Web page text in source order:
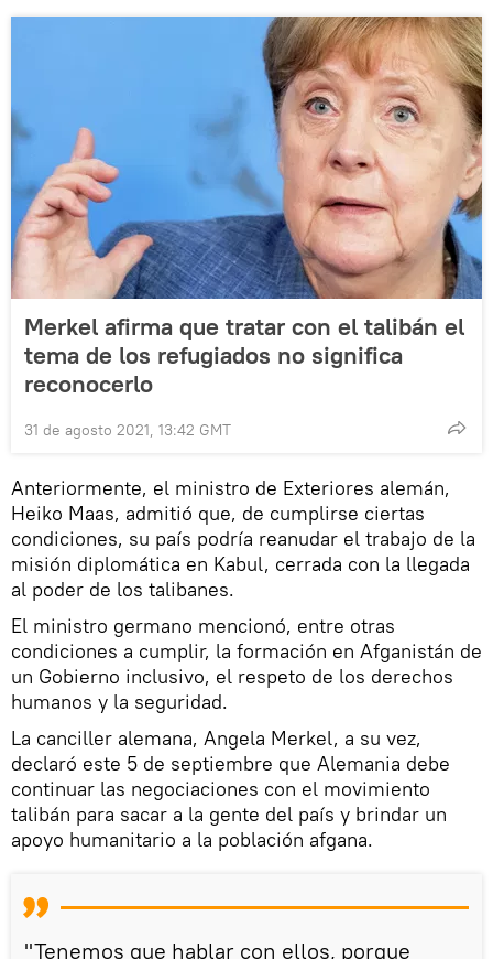
Merkel afirma que tratar con el talibán el
tema de los refugiados no significa
reconocerlo
31 de agosto 2021, 13:42 GMT
Anteriormente, el ministro de Exteriores alemán,
Heiko Maas, admitió que, de cumplirse ciertas
condiciones, su país podría reanudar el trabajo de la
misión diplomática en Kabul, cerrada con la llegada
al poder de los talibanes.
El ministro germano mencionó, entre otras
condiciones a cumplir, la formación en Afganistán de
un Gobierno inclusivo, el respeto de los derechos
humanos y la seguridad.
La canciller alemana, Angela Merkel, a su vez,
declaró este 5 de septiembre que Alemania debe
continuar las negociaciones con el movimiento
talibán para sacar a la gente del país y brindar un
apoyo humanitario a la población afgana.
"Tenemos que hablar con ellos, porque